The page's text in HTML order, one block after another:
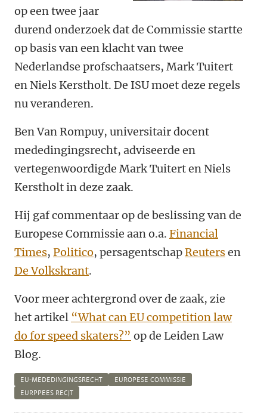
op een twee jaar
durend onderzoek dat de Commissie startte
op basis van een klacht van twee
Nederlandse profschaatsers, Mark Tuitert
en Niels Kerstholt. De ISU moet deze regels
nu veranderen.
Ben Van Rompuy, universitair docent
mededingingsrecht, adviseerde en
vertegenwoordigde Mark Tuitert en Niels
Kerstholt in deze zaak.
Hij gaf commentaar op de beslissing van de
Europese Commissie aan o.a. Financial
Times, Politico, persagentschapReutersen
De Volkskrant.
Voor meer achtergrond over de zaak, zie
het artikel “What can EU competition law
do for speed skaters?” op de Leiden Law
Blog.
EU-MEDEDINGINGSRECHT
EUROPESE COMMISSIE
EURPPEES RECJT